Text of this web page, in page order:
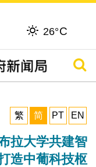
26°C
搜寻
繁
简 PT EN
拉大学共建智
造中葡科技枢